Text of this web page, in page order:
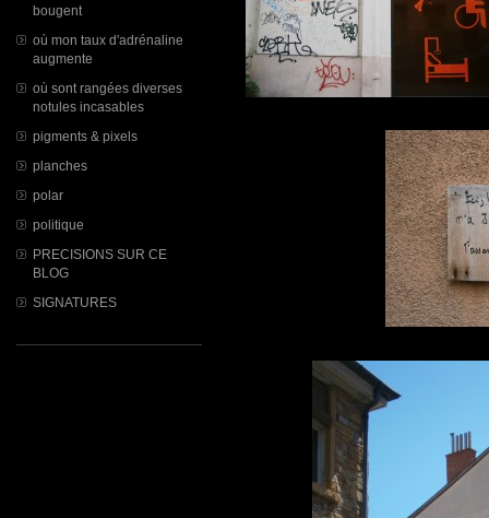
bougent
où mon taux d'adrénaline
augmente
où sont rangées diverses
notules incasables
pigments & pixels
planches
polar
politique
PRECISIONS SUR CE
BLOG
SIGNATURES